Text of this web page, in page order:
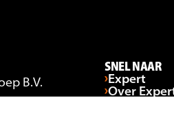
B.V.
SNEL NAAR
Expert
Over